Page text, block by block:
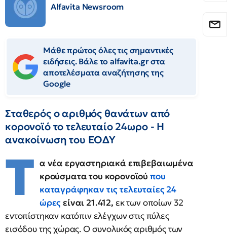
Alfavita Newsroom
Μάθε πρώτος όλες τις σημαντικές
ειδήσεις. Βάλε το alfavita.gr στα
αποτελέσματα αναζήτησης της
Google
Σταθερός ο αριθμός θανάτων από
κορονοϊό το τελευταίο 24ωρο - Η
ανακοίνωση του ΕΟΔΥ
Τ α νέα εργαστηριακά επιβεβαιωμένα
κρούσματα του κορονοϊούπου
καταγράφηκαν τις τελευταίες 24
ώρεςείναι 21.412, εκ των οποίων 32
εντοπίστηκαν κατόπιν ελέγχων στις πύλες
εισόδου της χώρας. Ο συνολικός αριθμός των